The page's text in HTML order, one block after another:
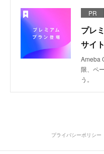
PR
プレ
サイ
Ameba
限、ペ
う。
プライバシーポリシー